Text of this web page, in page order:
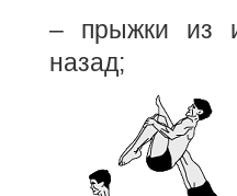
– прыжки из
назад;